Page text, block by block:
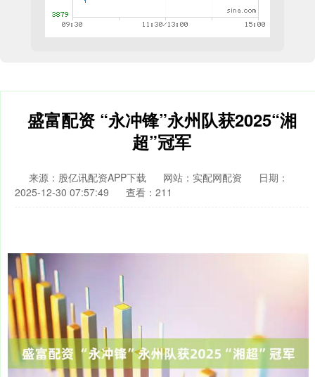
盛富配资 “永冲锋”永州队获2025“湘
超”冠军
来源：股亿讯配资APP下载 网站：实配网配资
日期：
2025-12-30 07:57:49
查看：211